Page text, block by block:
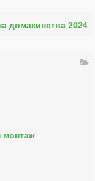
домакинства 2024
монтаж